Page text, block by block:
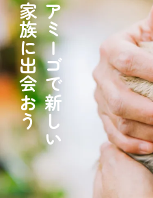
アミーゴで新しい
家族に出会おう